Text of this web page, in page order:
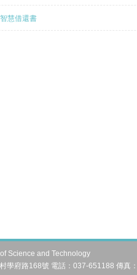
慧借還書
Science and Technology
學府路168號 電話：037-651188 傳真